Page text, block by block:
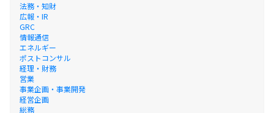
法務・知財
広報・IR
GRC
情報通信
エネルギー
ポストコンサル
経理・財務
営業
事業企画・事業開発
経営企画
総務